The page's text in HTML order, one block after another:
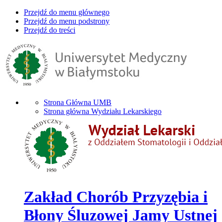
Przejdź do menu głównego
Przejdź do menu podstrony
Przejdź do treści
Strona Główna UMB
Strona główna Wydziału Lekarskiego
Zakład Chorób Przyzębia i
Błony Śluzowej Jamy Ustnej